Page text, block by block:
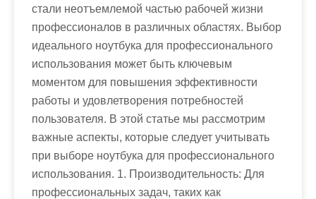
стали неотъемлемой частью рабочей жизни
профессионалов в различных областях. Выбор
идеального ноутбука для профессионального
использования может быть ключевым
моментом для повышения эффективности
работы и удовлетворения потребностей
пользователя. В этой статье мы рассмотрим
важные аспекты, которые следует учитывать
при выборе ноутбука для профессионального
использования. 1. Производительность: Для
профессиональных задач, таких как